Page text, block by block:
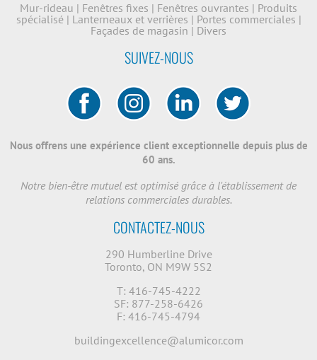
Mur-rideau | Fenêtres fixes | Fenêtres ouvrantes | Produits
spécialisé | Lanterneaux et verrières | Portes commerciales |
Façades de magasin | Divers
SUIVEZ-NOUS
Nous offrens une expérience client exceptionnelle depuis plus de
60 ans.
Notre bien-être mutuel est optimisé grâce à l'établissement de
relations commerciales durables.
CONTACTEZ-NOUS
290 Humberline Drive
Toronto, ON M9W 5S2
T: 416-745-4222
SF: 877-258-6426
F: 416-745-4794
buildingexcellence@alumicor.com